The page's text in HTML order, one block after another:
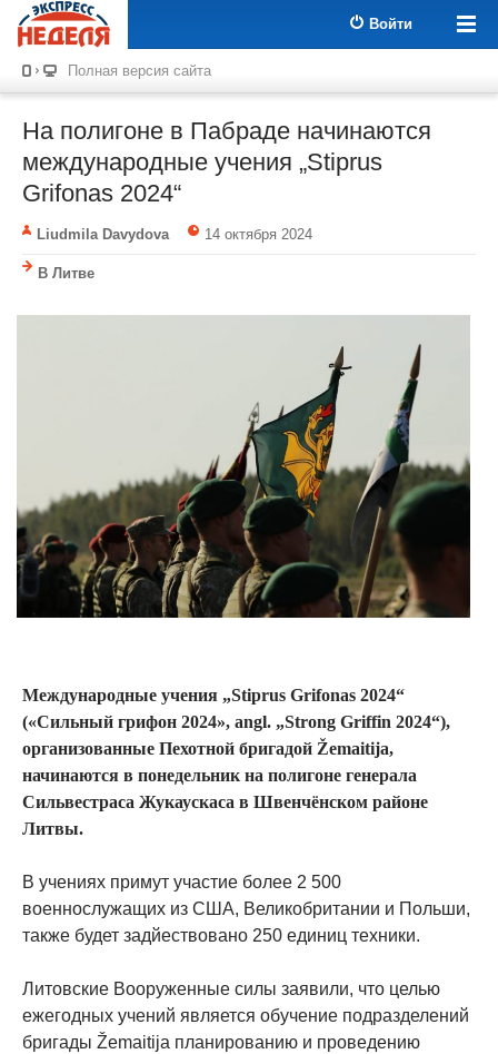
Войти
Полная версия сайта
На полигоне в Пабраде начинаются
международные учения „Stiprus
Grifonas 2024“
Liudmila Davydova 14 октября 2024
В Литве
Международные учения „Stiprus Grifonas 2024“
(«Сильный грифон 2024», angl. „Strong Griffin 2024“),
организованные Пехотной бригадой Žemaitija,
начинаются в понедельник на полигоне генерала
Сильвестраса Жукаускаса в Швенчёнском районе
Литвы.
В учениях примут участие более 2 500
военнослужащих из США, Великобритании и Польши,
также будет задйествовано 250 единиц техники.
Литовские Вооруженные силы заявили, что целью
ежегодных учений является обучение подразделений
бригады Žemaitija планированию и проведению